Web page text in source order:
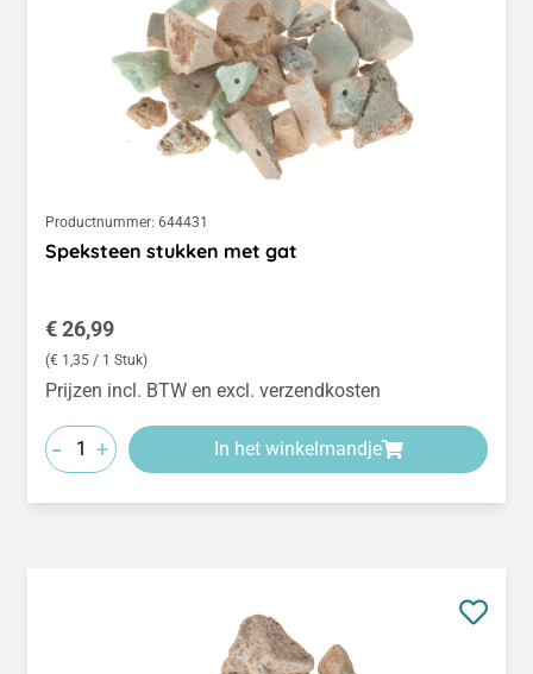
Productnummer: 644431
Speksteen stukken met gat
Normale prijs:
€ 26,99
(€ 1,35 / 1 Stuk)
Prijzen incl. BTW en excl. verzendkosten
- + In het winkelmandje